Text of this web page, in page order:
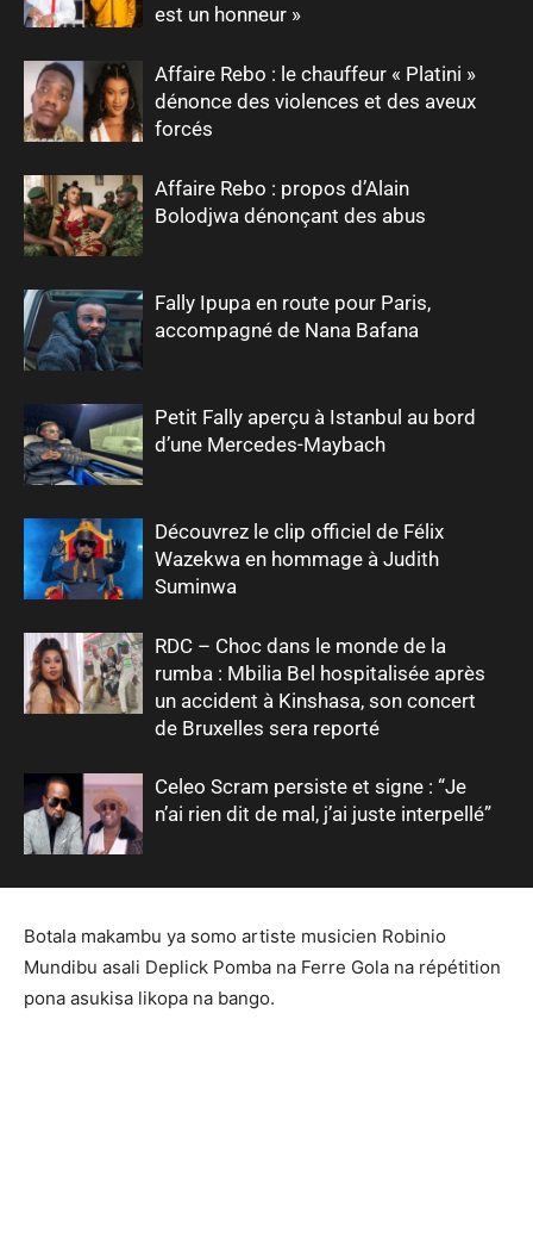
est un honneur »
Affaire Rebo : le chauffeur « Platini »
dénonce des violences et des aveux
forcés
Affaire Rebo : propos d’Alain
Bolodjwa dénonçant des abus
Fally Ipupa en route pour Paris,
accompagné de Nana Bafana
Petit Fally aperçu à Istanbul au bord
d’une Mercedes-Maybach
Découvrez le clip officiel de Félix
Wazekwa en hommage à Judith
Suminwa
RDC – Choc dans le monde de la
rumba : Mbilia Bel hospitalisée après
un accident à Kinshasa, son concert
de Bruxelles sera reporté
Celeo Scram persiste et signe : “Je
n’ai rien dit de mal, j’ai juste interpellé”
Botala makambu ya somo artiste musicien Robinio
Mundibu asali Deplick Pomba na Ferre Gola na répétition
pona asukisa likopa na bango.